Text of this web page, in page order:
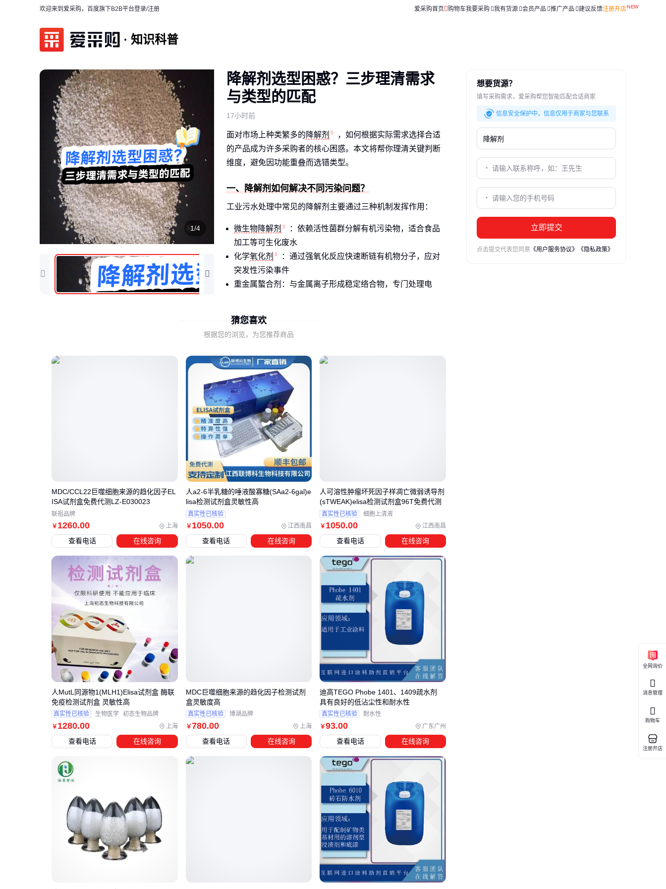
欢迎来到爱采购，百度旗下B2B平台登录/注册 爱采购首页 购物车我要采购 我有货源 会员产品 推广产品 建议反馈注册开店
知识科普
1/4
降解剂选型困惑？三步理清需求
与类型的匹配
17小时前
面对市场上种类繁多的 降解剂
，如何根据实际需求选择合适
的产品成为许多采购者的核心困惑。本文将帮你理清关键判断
维度，避免因功能重叠而选错类型。
一、降解剂如何解决不同污染问题？
工业污水处理中常见的降解剂主要通过三种机制发挥作用：
微生物降解剂
：依赖活性菌群分解有机污染物，适合食品
加工等可生化废水
化学氧化剂
：通过强氧化反应快速断链有机物分子，应对
突发性污染事件
重金属螯合剂：与金属离子形成稳定络合物，专门处理电
COD降解剂
速降低废水化学需氧量。但需注意，不同工艺产生的COD成分
物，所需氧化强度就完全不同。
理解这些原理差异，才能避免陷入'所有降解剂都差不多'的误
区。接下来需要根据你的具体废水成分，匹配降解剂的作用机
制。
二、为什么同类废水处理效果差异明显？
造纸废水与电镀废水都需降COD，但前者主要处理木质素等大
分子有机物，后者则需优先破除氰化物络合物。若错误选用普
通氧化型COD降解剂处理含氰废水，不仅效率低下，还可能产
生有毒中间产物。
同样针对氨氮去除，养殖业废水与焦化废水也存在本质区别：
养殖废水氨氮浓度高但成分单一，适合生物法降解剂
焦化废水含酚类等抑制物，需要先破络再配合化学药剂处理
这些场景差异说明，单纯比较降解剂的'去除率'参数没有意义，
三、如何根据处理目标匹配降解剂类型？
选择降解剂的核心在于明确处理目标与降解剂特性的匹配度。
有机污染物（如工业废水中的苯系物）适合光催化降解剂
，其分子结构易被氧化分解
重金属污染（如电镀废水中的铬、镍）需优先考虑液体重金
塑料制品降解则依赖特定微生物或化学添加剂改变聚合物结
能持续分解有机物，适合需要长期稳定运行的污水处理系统。
但需注意环境温度、PH值等条件对菌群活性的影响。
的选择更关注材料兼容性：
工程塑料需搭配抗氧剂防止加工热氧化
生物可降解塑料（如PLA）则需要专用增韧剂改善性能
传统塑料添加降解助剂可加速断裂但可能影响机械强度
实际选型时建议先做小试，重点观察三个指标：污染物去除效
率、二次污染风险和操作便利性。这能避免大规模应用时出现
猜您喜欢
根据您的浏览，为您推荐商品
￥ 1260.00 上海
MDC/CCL22巨噬细胞来源的趋化因子EL
ISA试剂盒免费代测LZ-E030023
联祖品牌
查看电话 在线咨询
￥ 1050.00 江西南昌
人a2-6半乳糖的唾液酸寡糖(SAa2-6gal)e
lisa检测试剂盒灵敏性高
真实性已核验
查看电话 在线咨询
￥ 1050.00 江西南昌
人可溶性肿瘤坏死因子样凋亡微弱诱导剂
(sTWEAK)elisa检测试剂盒96T免费代测
真实性已核验 细胞上清液
查看电话 在线咨询
￥ 1280.00 上海
人MutL同源物1(MLH1)Elisa试剂盒 酶联
免疫检测试剂盒 灵敏性高
真实性已核验 生物医学 初态生物品牌
查看电话 在线咨询
￥780.00 上海
MDC巨噬细胞来源的趋化因子检测试剂
盒灵敏度高
真实性已核验 博湖品牌
查看电话 在线咨询
￥93.00 广东广州
迪高TEGO Phobe 1401、1409疏水剂
具有良好的低沾尘性和耐水性
真实性已核验 耐水性
查看电话 在线咨询
想要货源？
填写采购需求，爱采购帮您智能匹配合适商家
信息安全保护中，信息仅用于商家与您联系
立即提交
点击提交代表您同意 《用户服务协议》 《隐私政策》
全网询价
消息管理
购物车
注册开店